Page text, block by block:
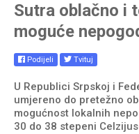
Sutra oblačno i
moguće
Podijeli Tvituj
U Republici Srpskoj i
umjereno do pretežno
mogućnost lokalnih
30 do 38 stepeni